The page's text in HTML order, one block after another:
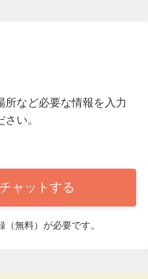
など必要な情報を入力
い。
ャットする
無料）が必要です。